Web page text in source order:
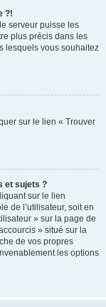
?!
serveur puisse les
plus précis dans les
lesquels vous souhaitez
sur le lien « Trouver
et sujets ?
sur le lien
de l’utilisateur, soit en
» sur la page de
» situé sur la
de vos propres
les options